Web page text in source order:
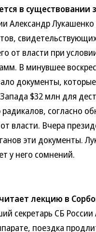
в существовании
Александр
от власти при
В минувшее
документы,
$32 млн для
согласно
власти. Вчера
эти документы.
у него сомнений.
лекцию в
секретарь СБ России
поездка